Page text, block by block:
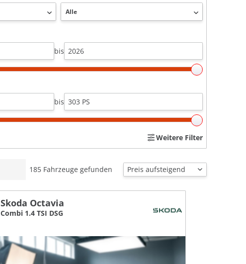
bis
bis
Weitere Filter
185 Fahrzeuge gefunden
Skoda Octavia
Combi 1.4 TSI DSG